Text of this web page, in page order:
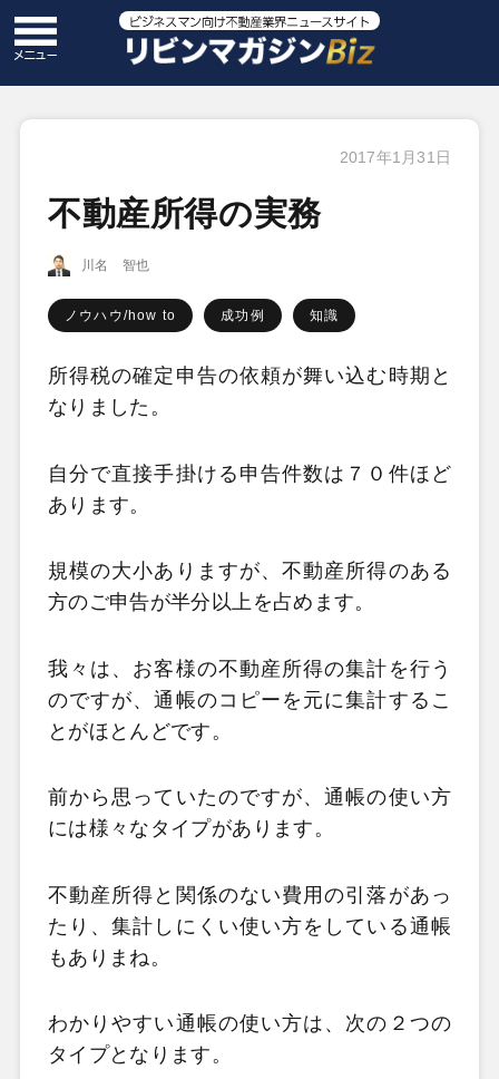
2017年1月31日
不動産所得の実務
川名 智也
ノウハウ/how to 成功例 知識
所得税の確定申告の依頼が舞い込む時期と
なりました。
自分で直接手掛ける申告件数は７０件ほど
あります。
規模の大小ありますが、不動産所得のある
方のご申告が半分以上を占めます。
我々は、お客様の不動産所得の集計を行う
のですが、通帳のコピーを元に集計するこ
とがほとんどです。
前から思っていたのですが、通帳の使い方
には様々なタイプがあります。
不動産所得と関係のない費用の引落があっ
たり、集計しにくい使い方をしている通帳
もありまね。
わかりやすい通帳の使い方は、次の２つの
タイプとなります。